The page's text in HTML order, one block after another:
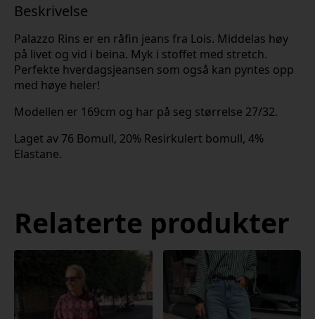
Beskrivelse
Palazzo Rins er en råfin jeans fra Lois. Middelas høy
på livet og vid i beina. Myk i stoffet med stretch.
Perfekte hverdagsjeansen som også kan pyntes opp
med høye heler!
Modellen er 169cm og har på seg størrelse 27/32.
Laget av 76 Bomull, 20% Resirkulert bomull, 4%
Elastane.
Relaterte produkter